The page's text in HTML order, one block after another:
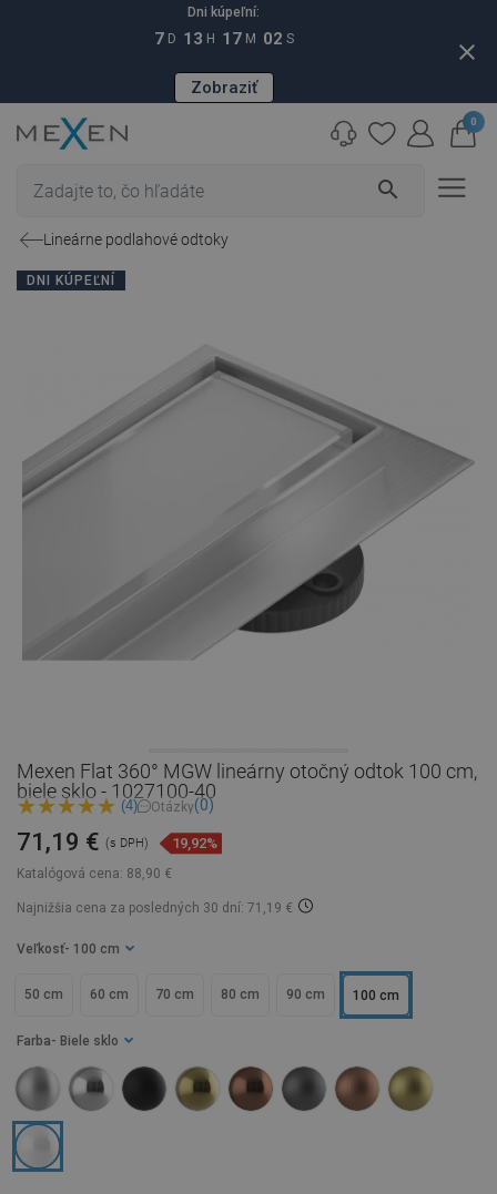
Dni kúpeľní:
7 D 13 H 17 M 00 S
Zobraziť
close
search
0
Lineárne podlahové odtoky
DNI KÚPEĽNÍ
Mexen Flat 360° MGW lineárny otočný odtok 100 cm,
biele sklo - 1027100-40
(4) Otázky(0)
Katalógová cena: 88,90 €
71,19 € (s DPH) 19,92%
Najnižšia cena za posledných 30 dní: 71,19 €
Veľkosť - 100 cm
50 cm 60 cm 70 cm 80 cm 90 cm 100 cm
Farba - Biele sklo